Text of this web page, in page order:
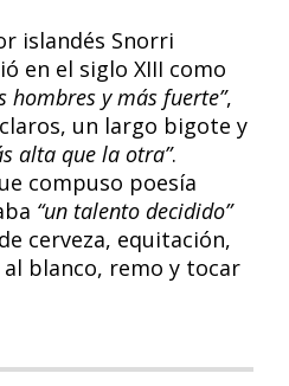
islandés Snorri
en el siglo XIII como
hombres y más fuerte”,
un largo bigote y
alta que la otra”.
compuso poesía
“un talento decidido”
cerveza, equitación,
blanco, remo y tocar